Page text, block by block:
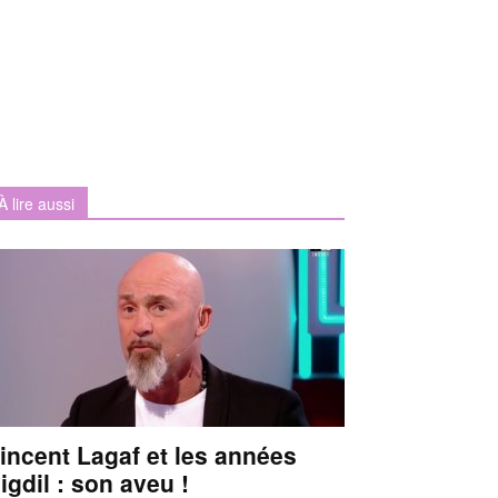
lire aussi
Lagaf et les années
: son aveu !